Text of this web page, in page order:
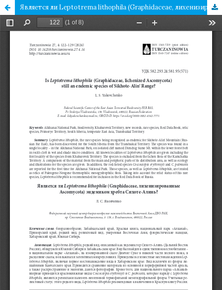
Является ли Leptotrema lithophila (Graphidaceae, лихенизированные Ascomycota) эндемиком хребта Сихоте-Алинь?